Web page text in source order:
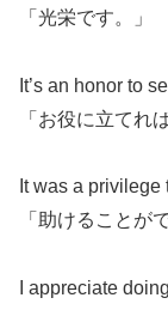
「光栄です。」
It’s an honor to
「お役に立てれ
It was a privilege
「助けることが
I appreciate